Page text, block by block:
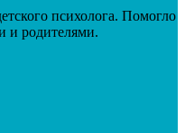
психолога. Помогло
и родителями.